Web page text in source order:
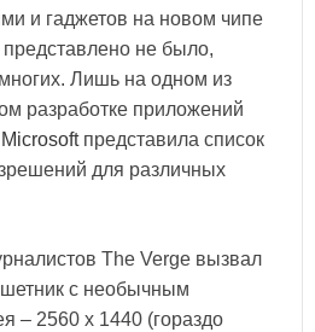
и гаджетов на новом чипе
не было,
Лишь на одном из
разработке приложений
Microsoftпредставила список
для различных
The Verge вызвал
с необычным
– 2560 х 1440 (гораздо